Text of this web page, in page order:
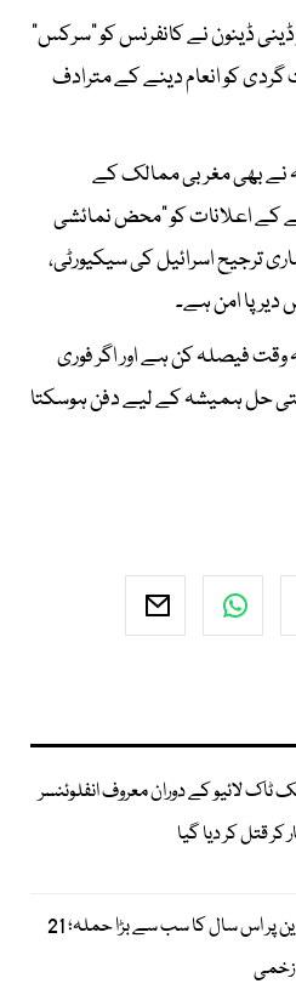
ڈینی ڈینون نے کانفرنس کو "سرکس"
گردی کو انعام دینے کے مترادف
نے بھی مغربی ممالک کے
کے اعلانات کو "محض نمائشی
ترجیح اسرائیل کی سیکیورٹی،
دیرپا امن ہے۔
فیصلہ کن ہے اور اگر فوری
حل ہمیشہ کے لیے دفن ہوسکتا
ٹاک لائیو کے دوران معروف انفلوئنسر
کر قتل کر دیا گیا
روس کا یوکرین پر اس سال کا سب سے بڑا حملہ؛ 21